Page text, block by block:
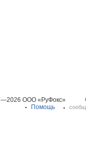
ООО «РуФокс»
Помощь